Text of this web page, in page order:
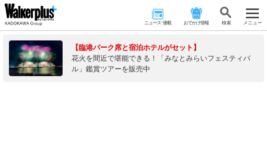
ニュース･連載 おでかけ情報 検 索 メニュー
【臨港パーク席と宿泊ホテルがセット】
花火を間近で堪能できる！「みなとみらいフェスティバ
ル」鑑賞ツアーを販売中